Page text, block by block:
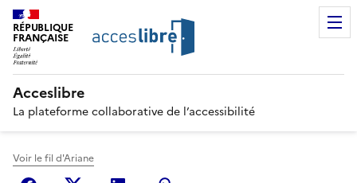
RÉPUBLIQUE
FRANÇAISE
Acceslibre
La plateforme collaborative de l’accessibilité
Voir le fil d'Ariane